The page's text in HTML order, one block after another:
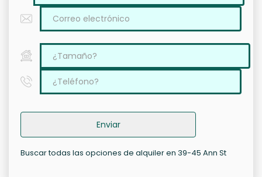
Enviar
Buscar todas las opciones de alquiler en 39-45 Ann St